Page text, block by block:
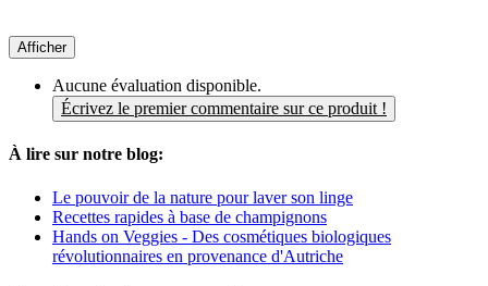
Afficher
Aucune évaluation disponible.
Écrivez le premier commentaire sur ce produit !
À lire sur notre blog:
Le pouvoir de la nature pour laver son linge
Recettes rapides à base de champignons
Hands on Veggies - Des cosmétiques biologiques
révolutionnaires en provenance d'Autriche